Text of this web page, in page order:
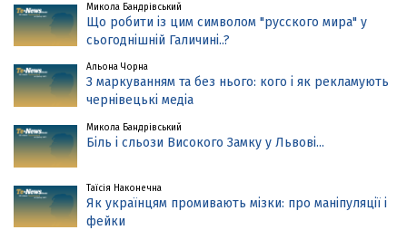
Микола Бандрівський
Що робити із цим символом "русского мира" у
сьогоднішній Галичині..?
Альона Чорна
З маркуванням та без нього: кого і як рекламують
чернівецькі медіа
Микола Бандрівський
Біль і сльози Високого Замку у Львові...
Таїсія Наконечна
Як українцям промивають мізки: про маніпуляції і
фейки